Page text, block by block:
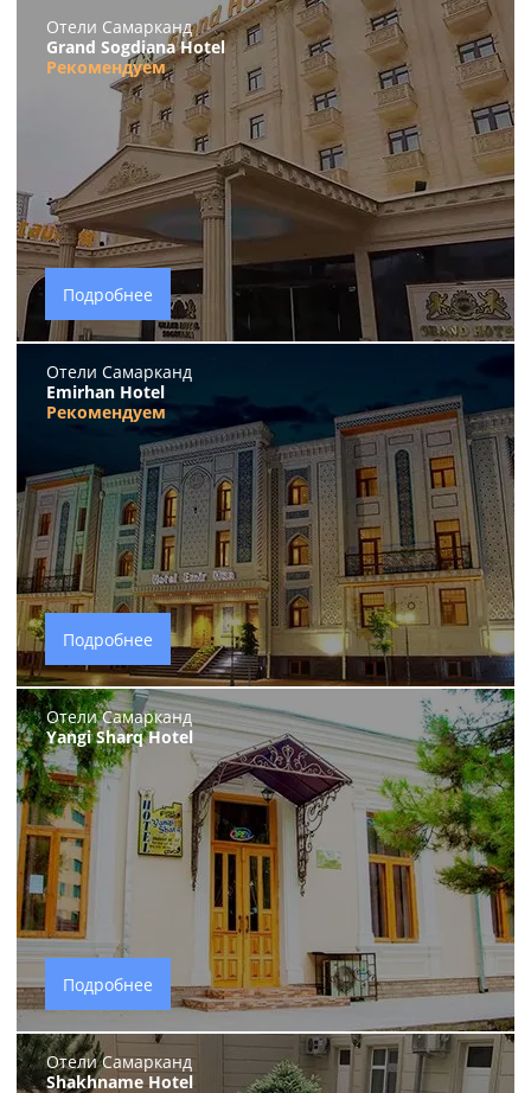
Отели Самарканд
Grand Sogdiana Hotel
Рекомендуем
Подробнее
Отели Самарканд
Emirhan Hotel
Рекомендуем
Подробнее
Отели Самарканд
Yangi Sharq Hotel
Подробнее
Отели Самарканд
Shakhname Hotel